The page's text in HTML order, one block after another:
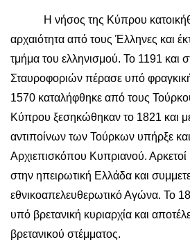
Η νήσος της Κύπρου
αρχαιότητα από τους Έλληνες και
τμήμα του ελληνισμού. Το 1191 και
Σταυροφοριών πέρασε υπό φραγκική
1570 καταλήφθηκε από τους
Κύπρου ξεσηκώθηκαν το 1821 και
αντιποίνων των Τούρκων υπήρξε
Αρχιεπισκόπου Κυπριανού. Αρκετοί
στην ηπειρωτική Ελλάδα και
εθνικοαπελευθερωτικό Αγώνα. Το
υπό βρετανική κυριαρχία και
βρετανικού στέμματος.